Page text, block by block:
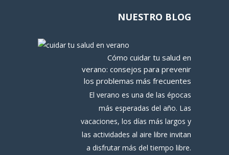
NUESTRO BLOG
Cómo cuidar tu salud en
verano: consejos para prevenir
los problemas más frecuentes
El verano es una de las épocas
más esperadas del año. Las
vacaciones, los días más largos y
las actividades al aire libre invitan
a disfrutar más del tiempo libre.